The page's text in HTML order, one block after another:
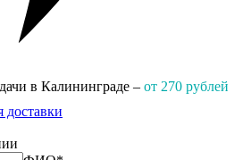
в Калининграде – от 270 рублей
доставки